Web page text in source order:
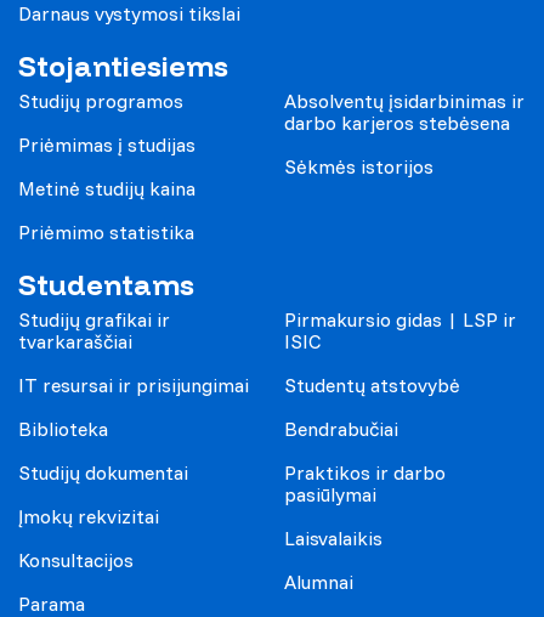
Darnaus vystymosi tikslai
Stojantiesiems
Studijų programos
Priėmimas į studijas
Metinė studijų kaina
Priėmimo statistika
Absolventų įsidarbinimas ir
darbo karjeros stebėsena
Sėkmės istorijos
Studentams
Studijų grafikai ir
tvarkaraščiai
IT resursai ir prisijungimai
Biblioteka
Studijų dokumentai
Įmokų rekvizitai
Konsultacijos
Parama
Pirmakursio gidas | LSP ir
ISIC
Studentų atstovybė
Bendrabučiai
Praktikos ir darbo
pasiūlymai
Laisvalaikis
Alumnai